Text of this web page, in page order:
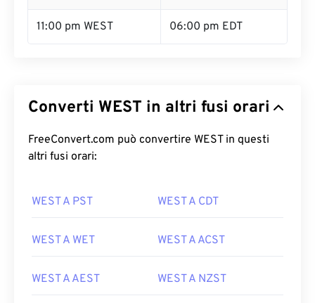
11:00 pm WEST 06:00 pm EDT
Converti WEST in altri fusi orari
FreeConvert.com può convertire WEST in questi
altri fusi orari:
WEST A PST WEST A CDT
WEST A WET WEST A ACST
WEST A AEST WEST A NZST